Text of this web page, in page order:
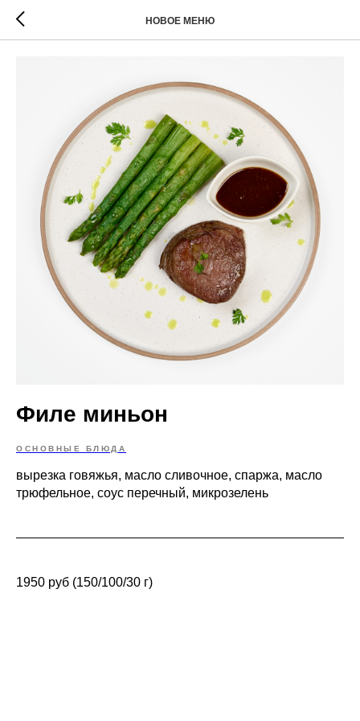
НОВОЕ МЕНЮ
Филе миньон
ОСНОВНЫЕ БЛЮДА
вырезка говяжья, масло сливочное, спаржа, масло
трюфельное, соус перечный, микрозелень
1950 руб (150/100/30 г)